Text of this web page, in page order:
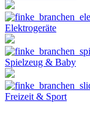
Elektrogeräte
Spielzeug & Baby
Freizeit & Sport